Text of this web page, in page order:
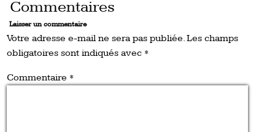
Commentaires
Laisser un commentaire
Votre adresse e-mail ne sera pas publiée.Les champs
obligatoires sont indiqués avec *
Commentaire *